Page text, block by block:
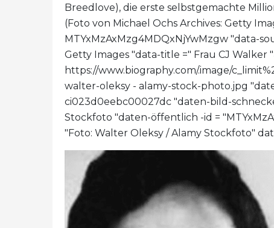
Breedlove), die erste selbstgemachte
(Foto von Michael Ochs Archives: Getty
MTYxMzAxMzg4MDQxNjYwMzgw "data-
Getty Images "data-title =" Frau CJ Walker
https://www.biography.com/.image/
walter-oleksy - alamy-stock-photo.jpg
ci023d0eebc00027dc "daten-bild-
Stockfoto "daten-öffentlich -id =
"Foto: Walter Oleksy / Alamy Stockfoto"